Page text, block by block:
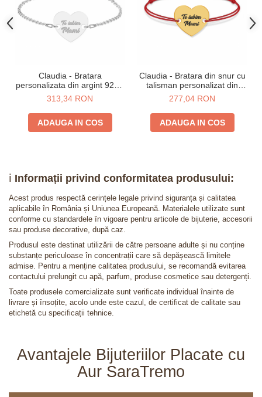
Claudia - Bratara
personalizata din argint 925 -
Inimioara
313,34 RON
ADAUGA IN COS
Claudia - Bratara din snur cu
talisman personalizat din
argint 925 placat cu aur 24K -
Inimioara
277,04 RON
ADAUGA IN COS
ℹ️ Informații privind conformitatea produsului:
Acest produs respectă cerințele legale privind siguranța și calitatea
aplicabile în România și Uniunea Europeană. Materialele utilizate sunt
conforme cu standardele în vigoare pentru articole de bijuterie, accesorii
sau produse decorative, după caz.
Produsul este destinat utilizării de către persoane adulte și nu conține
substanțe periculoase în concentrații care să depășească limitele
admise. Pentru a menține calitatea produsului, se recomandă evitarea
contactului prelungit cu apă, parfum, produse cosmetice sau detergenți.
Toate produsele comercializate sunt verificate individual înainte de
livrare și însoțite, acolo unde este cazul, de certificat de calitate sau
etichetă cu specificații tehnice.
Avantajele Bijuteriilor Placate cu
Aur SaraTremo